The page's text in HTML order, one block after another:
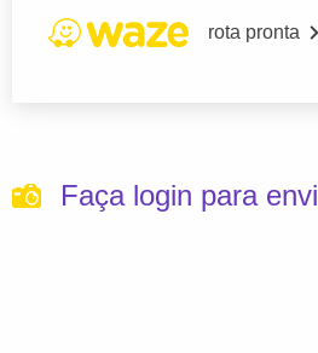
rota pronta
Faça login para